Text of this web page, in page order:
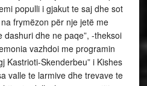
populli i gjakut te saj dhe sot
frymëzon për nje jetë me
dhe ne paqe”, -theksoi
vazhdoi me programin
Kastrioti-Skenderbeu” i Kishes
valle te larmive dhe trevave te